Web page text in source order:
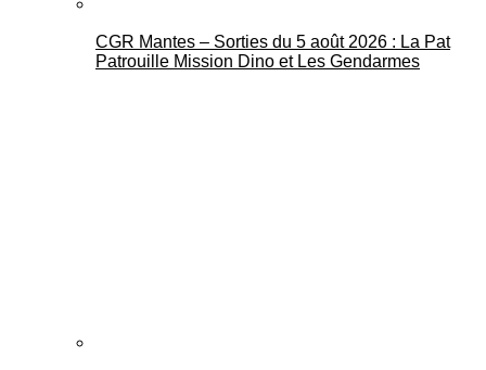
CGR Mantes – Sorties du 5 août 2026 : La Pat
Patrouille Mission Dino et Les Gendarmes